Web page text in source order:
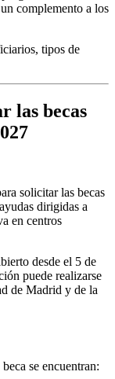
complemento a los
tipos de
las becas
solicitar las becas
dirigidas a
en centros
desde el 5 de
puede realizarse
de Madrid y de la
se encuentran: